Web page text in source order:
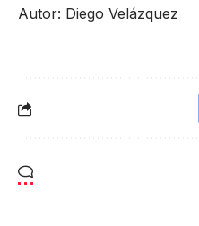
Autor: Diego Velázquez